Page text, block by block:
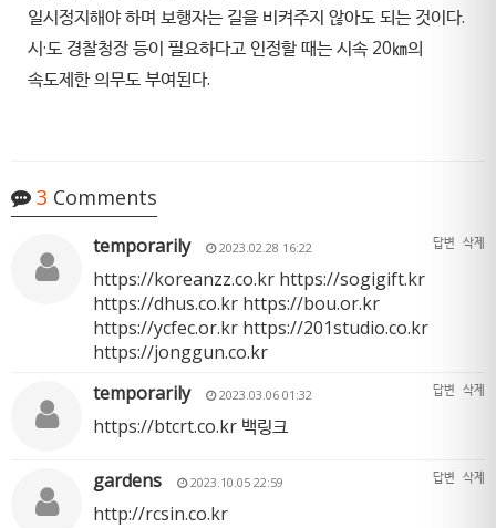
일시정지해야 하며 보행자는 길을 비켜주지 않아도 되는 것이다.
시·도 경찰청장 등이 필요하다고 인정할 때는 시속 20㎞의
속도제한 의무도 부여된다.
3 Comments
temporarily 2023.02.28 16:22 답변 삭제
https://koreanzz.co.kr https://sogigift.kr
https://dhus.co.kr https://bou.or.kr
https://ycfec.or.kr https://201studio.co.kr
https://jonggun.co.kr
temporarily
2023.03.06 01:32 답변 삭제
https://btcrt.co.kr 백링크
gardens 2023.10.05 22:59 답변 삭제
http://rcsin.co.kr